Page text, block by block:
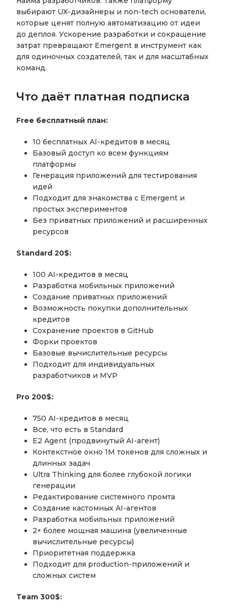
выбирают UX-дизайнеры и non-tech основатели,
которые ценят полную автоматизацию от идеи
до деплоя. Ускорение разработки и сокращение
затрат превращают Emergent в инструмент как
для одиночных создателей, так и для масштабных
команд.
Что даёт платная подписка
Free бесплатный план:
10 бесплатных AI-кредитов в месяц
Базовый доступ ко всем функциям
платформы
Генерация приложений для тестирования
идей
Подходит для знакомства с Emergent и
простых экспериментов
Без приватных приложений и расширенных
ресурсов
Standard 20$:
100 AI-кредитов в месяц
Разработка мобильных приложений
Создание приватных приложений
Возможность покупки дополнительных
кредитов
Сохранение проектов в GitHub
Форки проектов
Базовые вычислительные ресурсы
Подходит для индивидуальных
разработчиков и MVP
Pro 200$:
750 AI-кредитов в месяц
Все, что есть в Standard
E2 Agent (продвинутый AI-агент)
Контекстное окно 1M токенов для сложных и
длинных задач
Ultra Thinking для более глубокой логики
генерации
Редактирование системного промта
Создание кастомных AI-агентов
Разработка мобильных приложений
2× более мощная машина (увеличенные
вычислительные ресурсы)
Приоритетная поддержка
Подходит для production-приложений и
сложных систем
Team 300$: